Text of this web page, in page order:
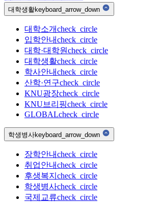
대학생활keyboard_arrow_down
대학소개check_circle
입학안내check_circle
대학·대학원check_circle
대학생활check_circle
학사안내check_circle
산학·연구check_circle
KNU광장check_circle
KNU브리핑check_circle
GLOBALcheck_circle
학생병사keyboard_arrow_down
장학안내check_circle
취업안내check_circle
후생복지 check_circle
학생병사check_circle
국제교류check_circle